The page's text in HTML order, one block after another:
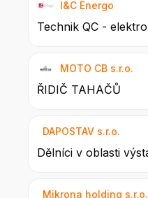
I&C Energo
Technik QC - elektro
MOTO CB s.r.o.
ŘIDIČ TAHAČŮ
DAPOSTAV s.r.o.
Dělníci v oblasti
Mikrona holding s.r.o.